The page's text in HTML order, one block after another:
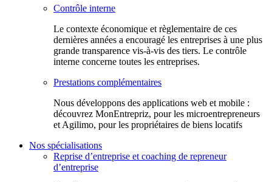
Contrôle interne
Le contexte économique et règlementaire de ces
dernières années a encouragé les entreprises à une plus
grande transparence vis-à-vis des tiers. Le contrôle
interne concerne toutes les entreprises.
Prestations complémentaires
Nous développons des applications web et mobile :
découvrez MonEntrepriz, pour les microentrepreneurs
et Agilimo, pour les propriétaires de biens locatifs
Nos spécialisations
Reprise d’entreprise et coaching de repreneur
d’entreprise